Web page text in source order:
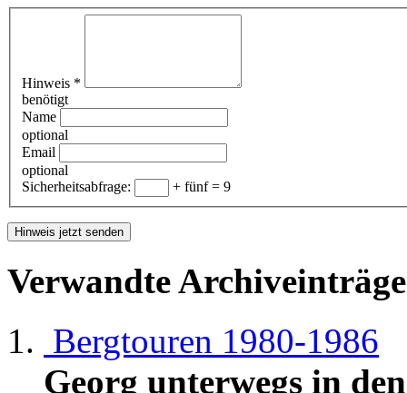
Hinweis *
benötigt
Name
optional
Email
optional
Sicherheitsabfrage:
+ fünf = 9
Verwandte
Bergtouren 1980-1986
Georg unterwegs in